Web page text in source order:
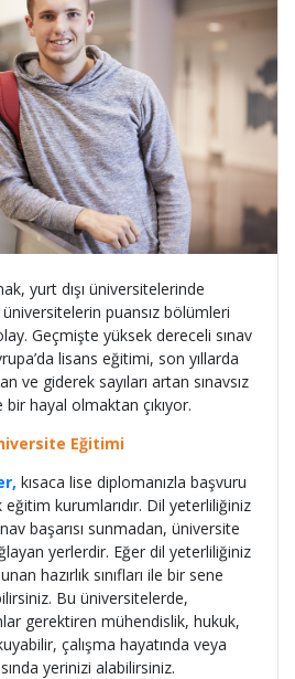
yurt dışı üniversitelerinde
üniversitelerin puansız bölümleri
Geçmişte yüksek dereceli sınav
lisans eğitimi, son yıllarda
ve giderek sayıları artan sınavsız
hayal olmaktan çıkıyor.
Eğitimi
kısaca lise diplomanızla başvuru
kurumlarıdır. Dil yeterliliğiniz
başarısı sunmadan, üniversite
yerlerdir. Eğer dil yeterliliğiniz
hazırlık sınıfları ile bir sene
Bu üniversitelerde,
gerektiren mühendislik, hukuk,
çalışma hayatında veya
yerinizi alabilirsiniz.